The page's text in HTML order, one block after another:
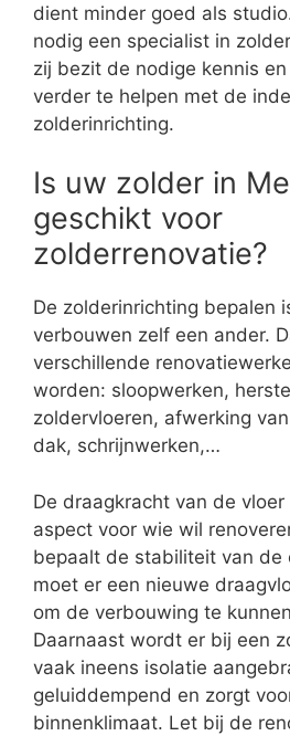
dient minder goed als
nodig een specialist in
zij bezit de nodige kennis
verder te helpen met de
zolderinrichting.
Is uw zolder in
geschikt voor
zolderrenovatie?
De zolderinrichting bepalen
verbouwen zelf een ander.
verschillende
worden: sloopwerken,
zoldervloeren, afwerking
dak, schrijnwerken,…
De draagkracht van de
aspect voor wie wil
bepaalt de stabiliteit van de
moet er een nieuwe
om de verbouwing te
Daarnaast wordt er bij een
vaak ineens isolatie
geluiddempend en zorgt
binnenklimaat. Let bij de